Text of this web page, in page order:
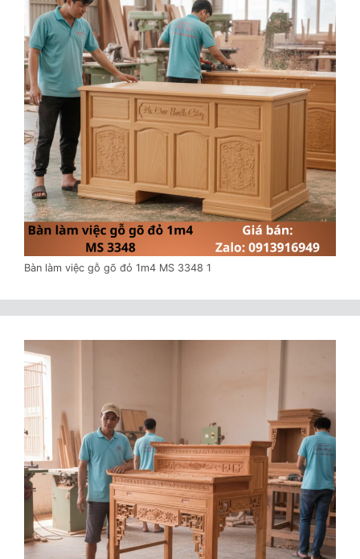
Bàn làm việc gỗ gõ đỏ 1m4 MS 3348 1